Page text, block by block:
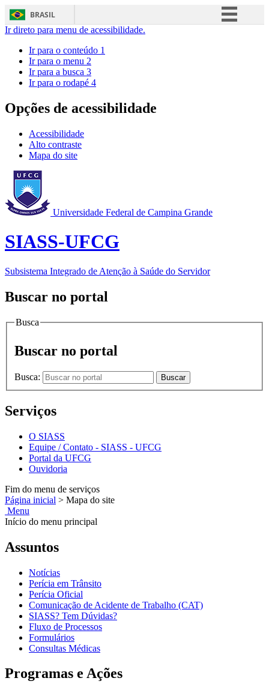
BRASIL
Ir direto para menu de acessibilidade.
Ir para o conteúdo 1
Ir para o menu 2
Ir para a busca 3
Ir para o rodapé 4
Opções de acessibilidade
Acessibilidade
Alto contraste
Mapa do site
Universidade Federal de Campina Grande
SIASS-UFCG
Subsistema Integrado de Atenção à Saúde do Servidor
Buscar no portal
Busca
Buscar no portal
Busca: Buscar
Serviços
O SIASS
Equipe / Contato - SIASS - UFCG
Portal da UFCG
Ouvidoria
Fim do menu de serviços
Página inicial > Mapa do site
Menu
Início do menu principal
Assuntos
Notícias
Perícia em Trânsito
Perícia Oficial
Comunicação de Acidente de Trabalho (CAT)
SIASS? Tem Dúvidas?
Fluxo de Processos
Formulários
Consultas Médicas
Programas e Ações